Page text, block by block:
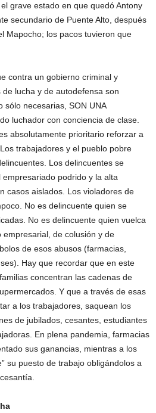
grave estado en que quedó Antony
secundario de Puente Alto, después
Mapocho; los pacos tuvieron que
contra un gobierno criminal y
lucha y de autodefensa son
sólo necesarias, SON UNA
luchador con conciencia de clase.
absolutamente prioritario reforzar a
trabajadores y el pueblo pobre
Los delincuentes se
podrido y la alta
casos aislados. Los violadores de
No es delincuente quien se
No es delincuente quien vuelca
de colusión y de
de esos abusos (farmacias,
Hay que recordar que en este
concentran las cadenas de
Y que a través de esas
a los trabajadores, saquean los
de jubilados, cesantes, estudiantes
En plena pandemia, farmacias
sus ganancias, mientras a los
su puesto de trabajo obligándolos a